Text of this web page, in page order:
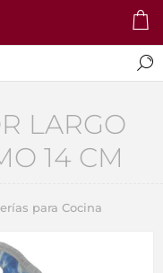
LARGO
14 CM
para Cocina